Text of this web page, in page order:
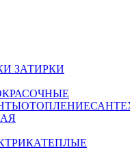
ЗАТИРКИ
ОТОПЛЕНИЕ
ТЕПЛЫЕ